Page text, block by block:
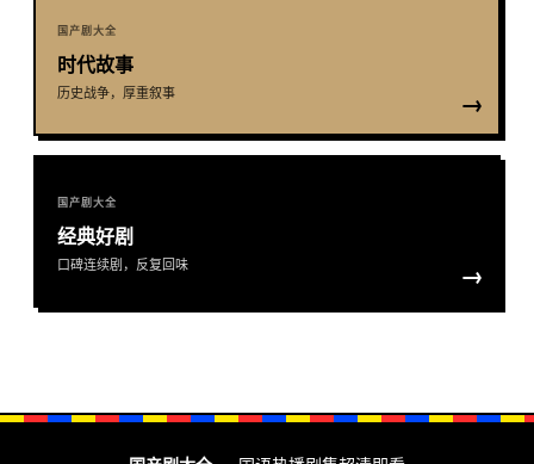
国产剧大全
时代故事
历史战争，厚重叙事 →
国产剧大全
经典好剧
口碑连续剧，反复回味 →